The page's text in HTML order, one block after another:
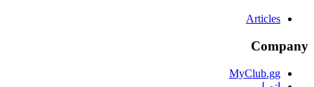
Articles
Company
MyClub.gg